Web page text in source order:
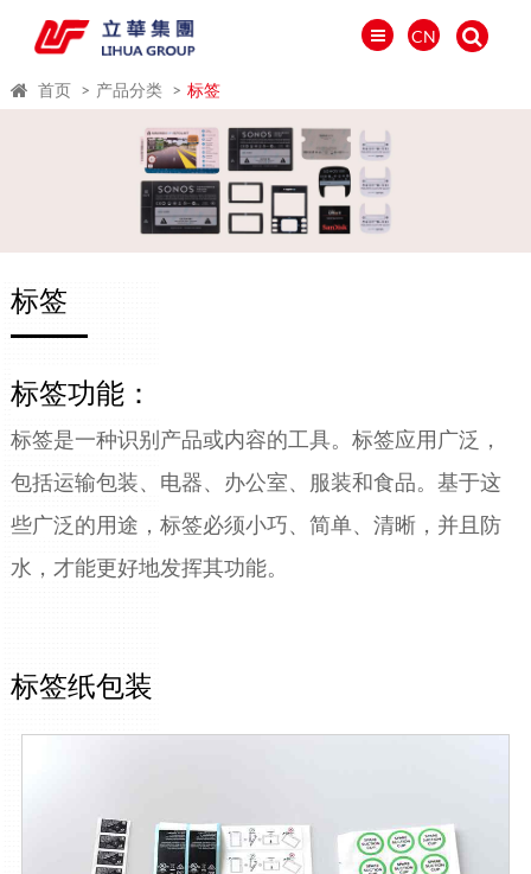
CN
العالمية
PYCCKИЙ
ITALIANO
ENGLISH
首页 产品分类 标签
标签
标签功能：
标签是一种识别产品或内容的工具。标签应用广泛，
包括运输包装、电器、办公室、服装和食品。基于这
些广泛的用途，标签必须小巧、简单、清晰，并且防
水，才能更好地发挥其功能。
标签纸包装